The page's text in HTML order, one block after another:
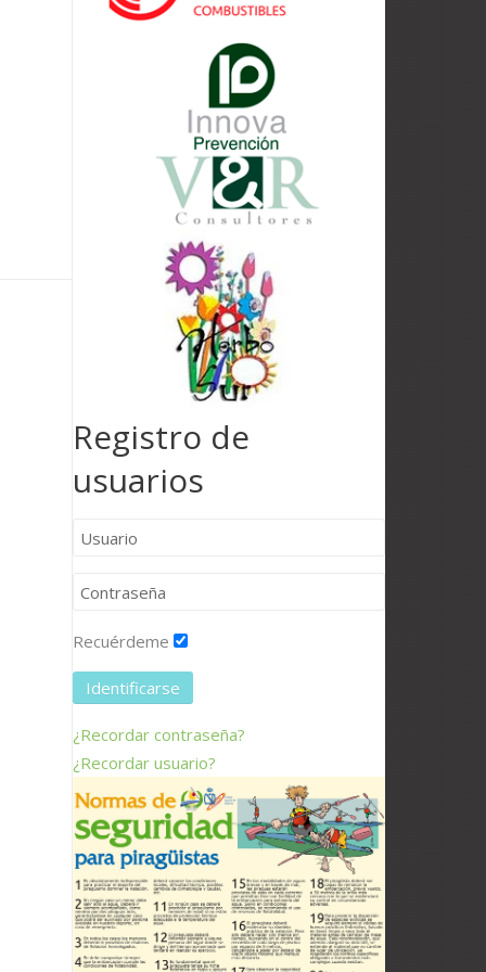
Registro de
usuarios
Recuérdeme
Identificarse
¿Recordar contraseña?
¿Recordar usuario?